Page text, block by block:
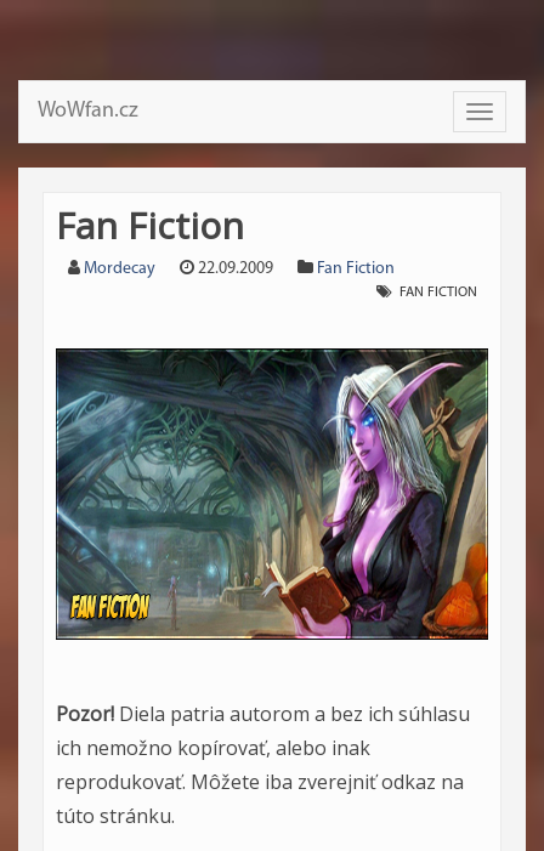
Toggle
WoWfan.cz
Fan Fiction
Mordecay 22.09.2009 Fan Fiction
FAN FICTION
Pozor! Diela patria autorom a bez ich súhlasu
ich nemožno kopírovať, alebo inak
reprodukovať. Môžete iba zverejniť odkaz na
túto stránku.